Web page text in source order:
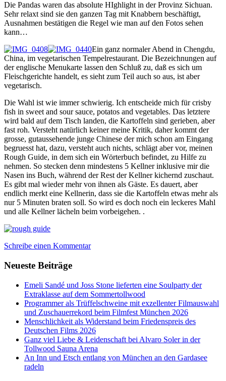
Die Pandas waren das absolute HIghlight in der Provinz Sichuan.
Sehr relaxt sind sie den ganzen Tag mit Knabbern beschäftigt,
Ausnahmen bestätigen die Regel wie man auf den Fotos sehen
kann…
Ein ganz normaler Abend in Chengdu,
China, im vegetarischen Tempelrestaurant. Die Bezeichnungen auf
der englische Menukarte lassen den Schluß zu, daß es sich um
Fleischgerichte handelt, es sieht zum Teil auch so aus, ist aber
vegetarisch.
Die Wahl ist wie immer schwierig. Ich entscheide mich für crisby
fish in sweet and sour sauce, potatos and vegetables. Das letztere
wird bald auf dem Tisch landen, die Kartoffeln sind gerieben, aber
fast roh. Versteht natürlich keiner meine Kritik, daher kommt der
grosse, gutaussehende junge Chinese der mich schon am Eingang
begruesst hat, dazu, versteht auch nichts, schlägt aber vor, meinen
Rough Guide, in dem sich ein Wörterbuch befindet, zu Hilfe zu
nehmen. So stecken denn mindestens 5 Kellner inklusive mir die
Nasen ins Buch, während der Rest der Kellner kichernd zuschaut.
Es gibt mal wieder mehr von ihnen als Gäste. Es dauert, aber
endlich merkt eine Kellnerin, dass sie die Kartoffeln etwas mehr als
nur 5 Minuten braten soll. So wird es doch noch ein leckeres Mahl
und alle Kellner lächeln beim vorbeigehen. .
Schreibe einen Kommentar
Neueste Beiträge
Emeli Sandé und Joss Stone lieferten eine Soulparty der
Extraklasse auf dem Sommertollwood
Programmer als Trüffelschweine mit exzellenter Filmauswahl
und Zuschauerrekord beim Filmfest München 2026
Menschlichkeit als Widerstand beim Friedenspreis des
Deutschen Films 2026
Ganz viel Liebe & Leidenschaft bei Alvaro Soler in der
Tollwood Sauna Arena
An Inn und Etsch entlang von München an den Gardasee
radeln